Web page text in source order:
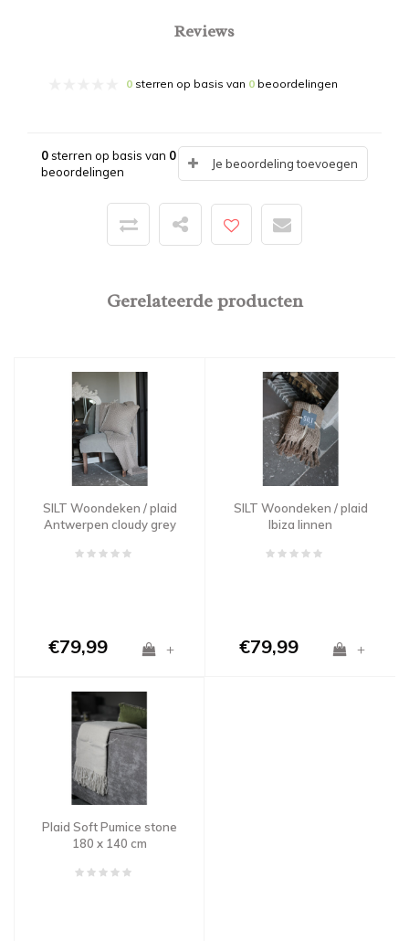
Reviews
0 sterren op basis van 0 beoordelingen
0sterren op basis van 0
beoordelingen
Je beoordeling toevoegen
Gerelateerde producten
SILT Woondeken / plaid
Antwerpen cloudy grey
€79,99 +
SILT Woondeken / plaid
Ibiza linnen
€79,99 +
Plaid Soft Pumice stone
180 x 140 cm